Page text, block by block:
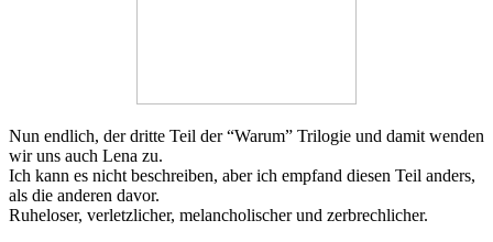
Nun endlich, der dritte Teil der “Warum” Trilogie und damit wenden
wir uns auch Lena zu.
Ich kann es nicht beschreiben, aber ich empfand diesen Teil anders,
als die anderen davor.
Ruheloser, verletzlicher, melancholischer und zerbrechlicher.